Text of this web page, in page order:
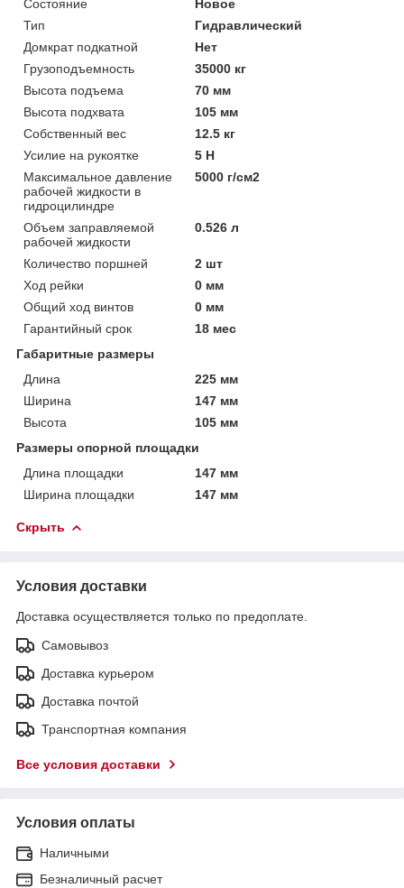
Состояние
Новое
Тип
Гидравлический
Домкрат подкатной
Нет
Грузоподъемность
35000 кг
Высота подъема
70 мм
Высота подхвата
105 мм
Собственный вес
12.5 кг
Усилие на рукоятке
5 Н
Максимальное давление
рабочей жидкости в
гидроцилиндре
5000 г/см2
Объем заправляемой
рабочей жидкости
0.526 л
Количество поршней
2 шт
Ход рейки
0 мм
Общий ход винтов
0 мм
Гарантийный срок
18 мес
Габаритные размеры
Длина
225 мм
Ширина
147 мм
Высота
105 мм
Размеры опорной площадки
Длина площадки
147 мм
Ширина площадки
147 мм
Скрыть
Условия доставки
Доставка осуществляется только по предоплате.
Самовывоз
Доставка курьером
Доставка почтой
Транспортная компания
Все условия доставки
Условия оплаты
Наличными
Безналичный расчет